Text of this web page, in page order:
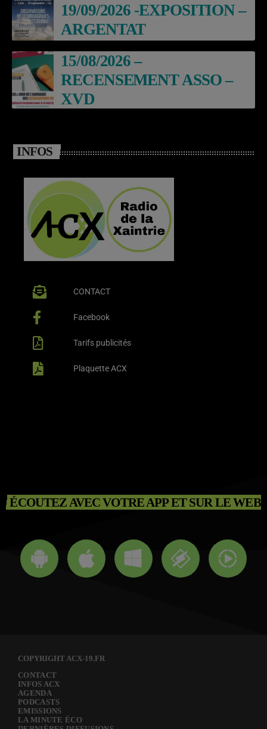
19/09/2026 -EXPOSITION –
ARGENTAT
15/08/2026 –
RECENSEMENT ASSO –
XVD
INFOS
CONTACT
Facebook
Tarifs publicités
Plaquette ACX
ÉCOUTEZ AVEC VOTRE APP ET SUR LE WEB
COPYRIGHT ACX-19.FR
CONTACT
INFOS ACX
AGENDA
PODCASTS
EMISSIONS
LA MINUTE ÉCO